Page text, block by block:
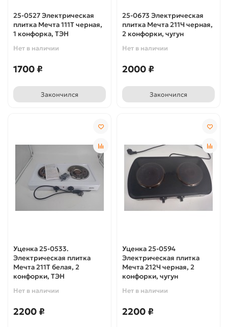
25-0527 Электрическая
плитка Мечта 111Т черная,
1 конфорка, ТЭН
Нет в наличии
1700 ₽
Закончился
25-0673 Электрическая
плитка Мечта 211Ч черная,
2 конфорки, чугун
Нет в наличии
2000 ₽
Закончился
Уценка 25-0533.
Электрическая плитка
Мечта 211Т белая, 2
конфорки, ТЭН
Нет в наличии
2200 ₽
Уценка 25-0594
Электрическая плитка
Мечта 212Ч черная, 2
конфорки, чугун
Нет в наличии
2200 ₽